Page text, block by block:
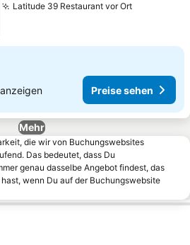
Latitude 39 Restaurant vor Ort
anzeigen Preise sehen
Mehr
die wir von Buchungswebsites
Das bedeutet, dass Du
genau dasselbe Angebot findest, das
wenn Du auf der Buchungswebsite